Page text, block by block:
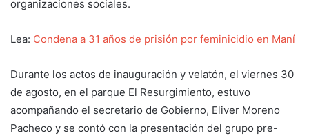
organizaciones sociales.
Lea: Condena a 31 años de prisión por feminicidio en Maní
Durante los actos de inauguración y velatón, el viernes 30
de agosto, en el parque El Resurgimiento, estuvo
acompañando el secretario de Gobierno, Eliver Moreno
Pacheco y se contó con la presentación del grupo pre-